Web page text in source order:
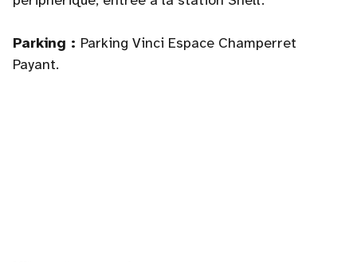
Parking : Parking Vinci Espace Champerret
Payant.